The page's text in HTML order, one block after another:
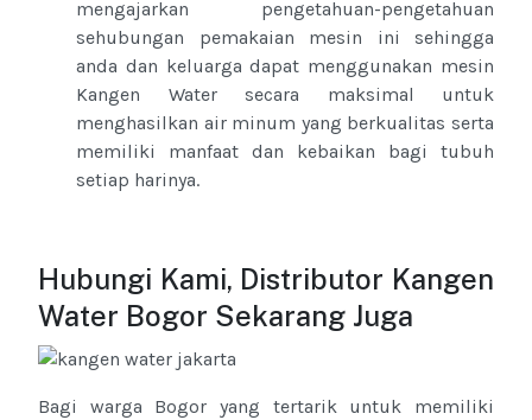
mengajarkan pengetahuan-pengetahuan
sehubungan pemakaian mesin ini sehingga
anda dan keluarga dapat menggunakan mesin
Kangen Water secara maksimal untuk
menghasilkan air minum yang berkualitas serta
memiliki manfaat dan kebaikan bagi tubuh
setiap harinya.
Hubungi Kami, Distributor Kangen
Water Bogor Sekarang Juga
Bagi warga Bogor yang tertarik untuk memiliki